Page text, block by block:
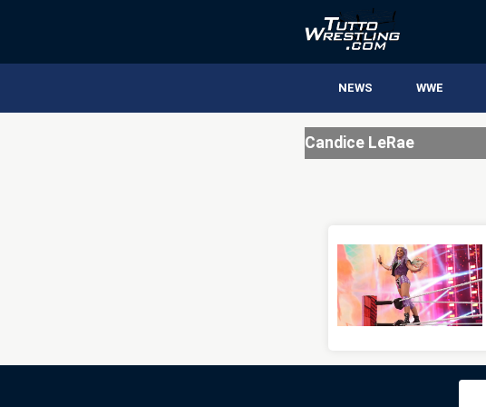
NEWS WWE
Candice LeRae